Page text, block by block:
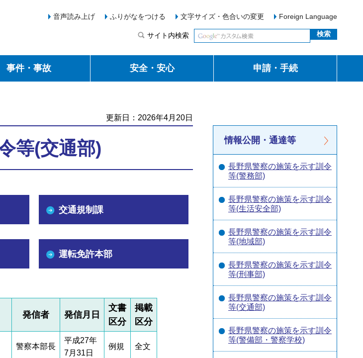
音声読み上げ
ふりがなをつける 文字サイズ・色合いの変更 Foreign Language
サイト内検索
事件・事故 安全・安心 申請・手続
更新日：2026年4月20日
等(交通部)
交通規制課
運転免許本部
発信者 発信月日
文書
区分
掲載
区分
警察本部長
平成27年
7月31日
例規 全文
情報公開・通達等
長野県警察の施策を示す訓令
等(警務部)
長野県警察の施策を示す訓令
等(生活安全部)
長野県警察の施策を示す訓令
等(地域部)
長野県警察の施策を示す訓令
等(刑事部)
長野県警察の施策を示す訓令
等(交通部)
長野県警察の施策を示す訓令
等(警備部・警察学校)